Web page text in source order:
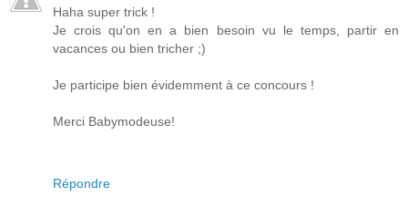
Haha super trick !
Je crois qu'on en a bien besoin vu le temps, partir en
vacances ou bien tricher ;)
Je participe bien évidemment à ce concours !
Merci Babymodeuse!
Répondre